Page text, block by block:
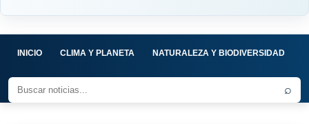
INICIO CLIMA Y PLANETA NATURALEZA Y BIODIVERSIDAD
⌕